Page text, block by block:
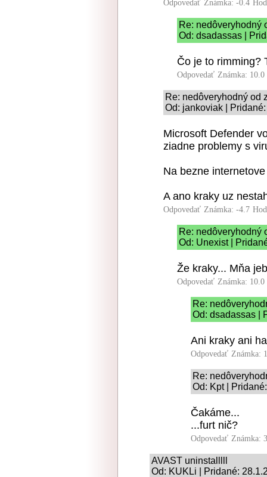
Odpovedať Známka: -0.4
Re: nedôveryhodný
Od: dsadassas |
Čo je to rimming?
Odpovedať Známka: 10.0
Re: nedôveryhodný od
Od: jankoviak |
Microsoft Defender
ziadne problemy s
Na bezne
A ano kraky uz
Odpovedať Známka: -4.7
Re: nedôveryhodný
Od: Unexist |
Že kraky... Mňa
Odpovedať Známka: 10.0
Re:
Od: dsadassas |
Ani kraky ani
Odpovedať Známka:
Re:
Od: Kpt |
Čakáme...
...furt nič?
Odpovedať Známka:
AVAST uninstalllll
Od: KUKLi | Pridané: